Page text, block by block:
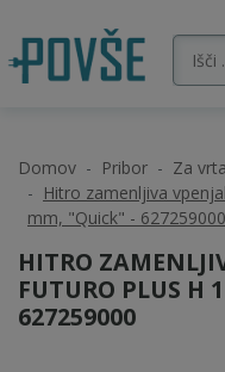
Domov Pribor Za
Hitro zamenljiva
mm, "Quick" - 627259000
HITRO
FUTURO PLUS H
627259000